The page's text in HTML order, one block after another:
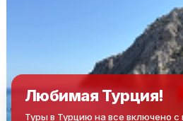
Любимая Турция!
Туры в Турцию на все включено